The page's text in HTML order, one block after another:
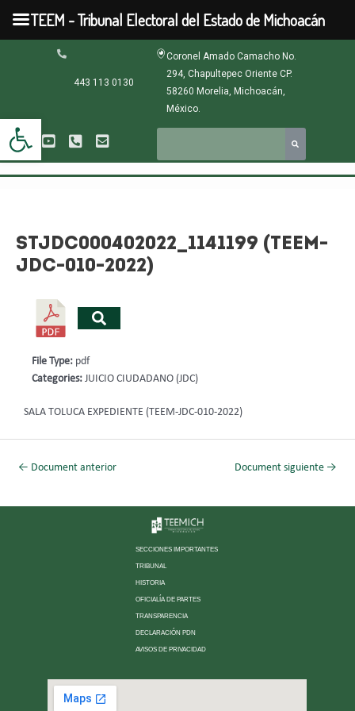
Abrir barra de herramientas
contenido
443 113 0130
Coronel Amado Camacho No.
294, Chapultepec Oriente CP.
58260 Morelia, Michoacán,
México.
STJDC000402022_1141199 (TEEM-
JDC-010-2022)
SALA TOLUCA EXPEDIENTE (TEEM-JDC-010-2022)
File Type: pdf
Categories: JUICIO CIUDADANO (JDC)
← Document anterior Document siguiente →
SECCIONES IMPORTANTES
TRIBUNAL
HISTORIA
OFICIALÍA DE PARTES
TRANSPARENCIA
DECLARACIÓN PDN
AVISOS DE PRIVACIDAD
TEEM - Tribunal Electoral del Estado de Michoacán